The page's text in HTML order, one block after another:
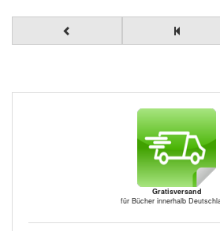
Gratisversand
für Bücher innerhalb